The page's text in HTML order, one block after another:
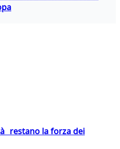
restano la forza dei